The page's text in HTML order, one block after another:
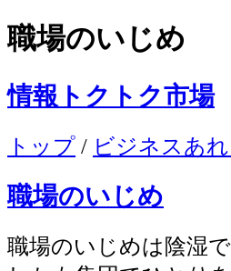
職場のいじめ
情報トクトク市場
トップ / ビジネスあ
職場のいじめ
職場のいじめは陰湿で